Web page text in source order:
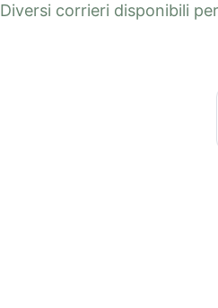
Diversi corrieri disponibili